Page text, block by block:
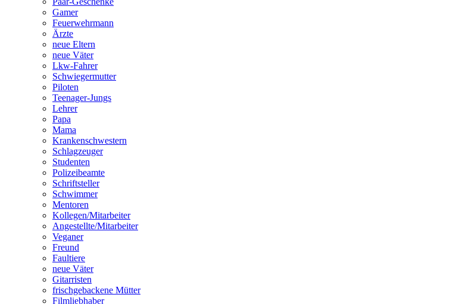
Gamer
Feuerwehrmann
Ärzte
neue Eltern
neue Väter
Lkw-Fahrer
Schwiegermutter
Piloten
Teenager-Jungs
Lehrer
Papa
Mama
Krankenschwestern
Schlagzeuger
Studenten
Polizeibeamte
Schriftsteller
Schwimmer
Mentoren
Kollegen/Mitarbeiter
Angestellte/Mitarbeiter
Veganer
Freund
Faultiere
neue Väter
Gitarristen
frischgebackene Mütter
Filmliebhaber